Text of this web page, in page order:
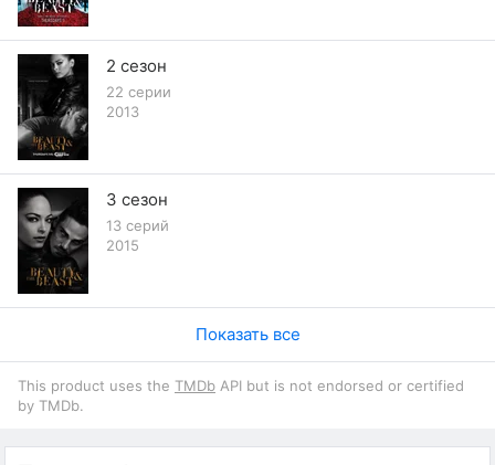
2 сезон
22 серии
2013
3 сезон
13 серий
2015
Показать все
This product uses the TMDb API but is not endorsed or certified
by TMDb.